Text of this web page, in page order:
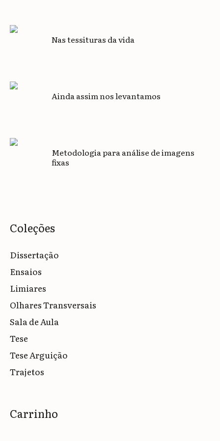
Nas tessituras da vida
Ainda assim nos levantamos
Metodologia para análise de imagens
fixas
Coleções
Dissertação
Ensaios
Limiares
Olhares Transversais
Sala de Aula
Tese
Tese Arguição
Trajetos
Carrinho